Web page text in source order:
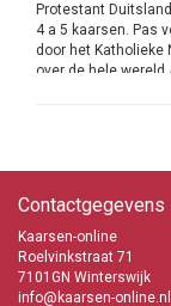
Protestant
4 a 5 kaarsen. Pas
door het Katholieke
over de hele wereld
bij de Advent
een ieder het op
juist weinig.
mogelijkheid om
de keus uit 2
kaarsen van 240/21
Contactgegevens
Kaarsen-online
Roelvinkstraat 71
7101GN Winterswijk
info@kaarsen-online.nl